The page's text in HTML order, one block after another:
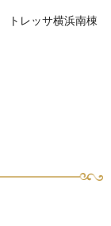
レッサ横浜南棟